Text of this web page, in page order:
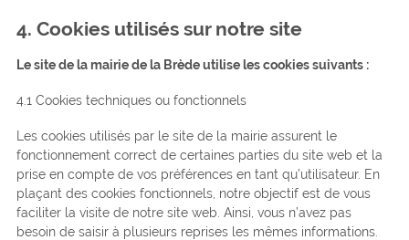
4. Cookies utilisés sur notre site
Le site de la mairie de la Brède utilise les cookies suivants :
4.1 Cookies techniques ou fonctionnels
Les cookies utilisés par le site de la mairie assurent le
fonctionnement correct de certaines parties du site web et la
prise en compte de vos préférences en tant qu’utilisateur. En
plaçant des cookies fonctionnels, notre objectif est de vous
faciliter la visite de notre site web. Ainsi, vous n’avez pas
besoin de saisir à plusieurs reprises les mêmes informations.